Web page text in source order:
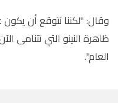
ظاهرة النينو التي تتنامى
العام".